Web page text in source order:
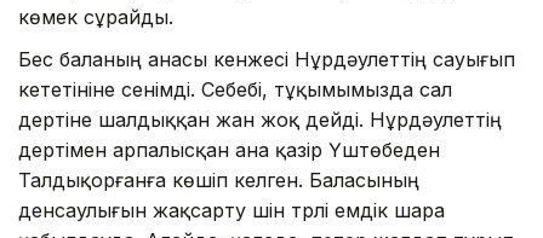
көмек сұрайды.
Бес баланың анасы кенжесі Нұрдәулеттің сауығып
кететініне сенімді. Себебі, тұқымымызда сал
дертіне шалдыққан жан жоқ дейді. Нұрдәулеттің
дертімен арпалысқан ана қазір Үштөбеден
Талдықорғанға көшіп келген. Баласының
денсаулығын жақсарту үшін түрлі емдік шара